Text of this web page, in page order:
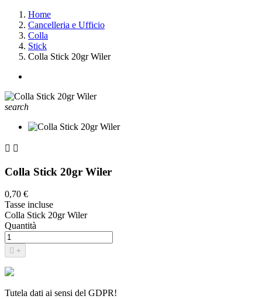
Home
Cancelleria e Ufficio
Colla
Stick
Colla Stick 20gr Wiler
search
 
Colla Stick 20gr Wiler
0,70 €
Tasse incluse
Colla Stick 20gr Wiler
Quantità
 +
Tutela dati ai sensi del GDPR!